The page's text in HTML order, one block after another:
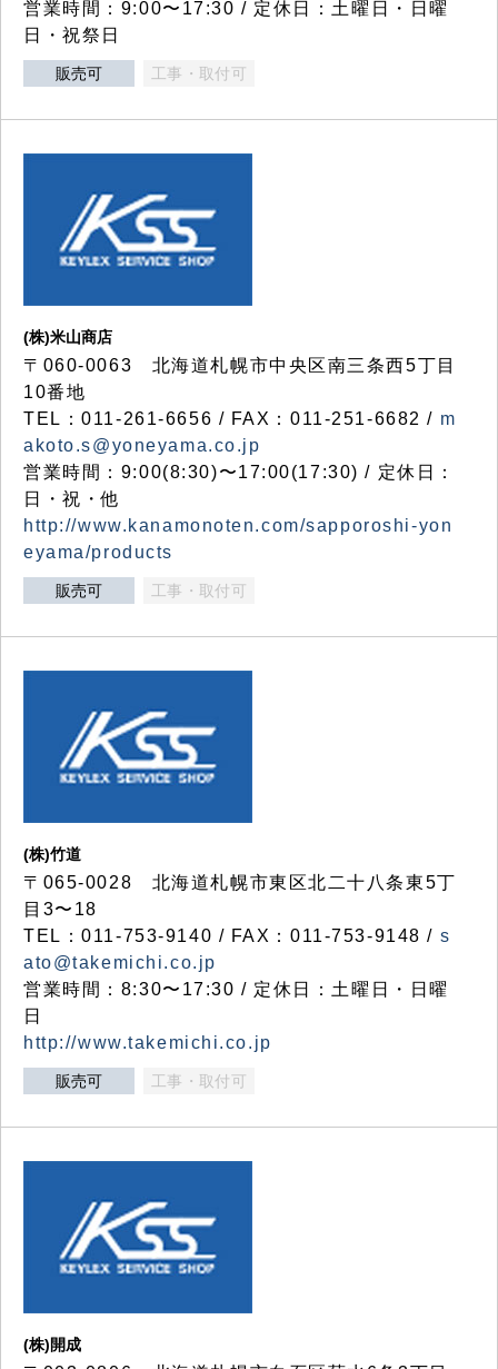
営業時間：9:00〜17:30 / 定休日：土曜日・日曜
日・祝祭日
販売可 工事・取付可
(株)米山商店
〒060-0063 北海道札幌市中央区南三条西5丁目
10番地
TEL：011-261-6656 / FAX：011-251-6682 / m
akoto.s@yoneyama.co.jp
営業時間：9:00(8:30)〜17:00(17:30) / 定休日：
日・祝・他
http://www.kanamonoten.com/sapporoshi-yon
eyama/products
販売可 工事・取付可
(株)竹道
〒065-0028 北海道札幌市東区北二十八条東5丁
目3〜18
TEL：011-753-9140 / FAX：011-753-9148 / s
ato@takemichi.co.jp
営業時間：8:30〜17:30 / 定休日：土曜日・日曜
日
http://www.takemichi.co.jp
販売可 工事・取付可
(株)開成